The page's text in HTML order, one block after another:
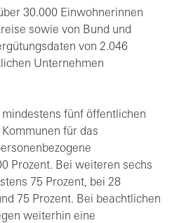
30.000 Einwohnerinnen
sowie von Bund und
von 2.046
Unternehmen
fünf öffentlichen
für das
Prozent. Bei weiteren sechs
75 Prozent, bei 28
75 Prozent. Bei beachtlichen
weiterhin eine